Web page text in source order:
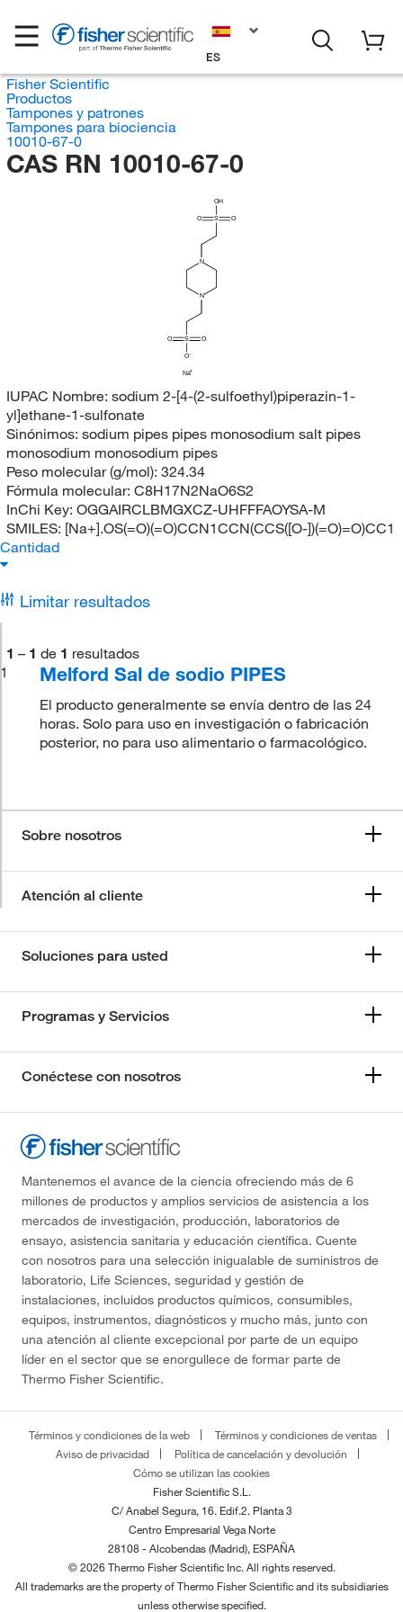
ES
Fisher Scientific
Productos
Tampones y patrones
Tampones para biociencia
10010-67-0
CAS RN 10010-67-0
Na
OH
S O
O
N
N
S
O
O
O
IUPAC Nombre: sodium 2-[4-(2-sulfoethyl)piperazin-1-
yl]ethane-1-sulfonate
Sinónimos: sodium pipes pipes monosodium salt pipes
monosodium monosodium pipes
Peso molecular (g/mol): 324.34
Fórmula molecular: C8H17N2NaO6S2
InChi Key: OGGAIRCLBMGXCZ-UHFFFAOYSA-M
SMILES: [Na+].OS(=O)(=O)CCN1CCN(CCS([O-])(=O)=O)CC1
Cantidad
Limitar resultados
1 – 1 de 1 resultados
1
Melford Sal de sodio PIPES
El producto generalmente se envía dentro de las 24
horas. Solo para uso en investigación o fabricación
posterior, no para uso alimentario o farmacológico.
Sobre nosotros
Atención al cliente
Soluciones para usted
Programas y Servicios
Conéctese con nosotros
Mantenemos el avance de la ciencia ofreciendo más de 6
millones de productos y amplios servicios de asistencia a los
mercados de investigación, producción, laboratorios de
ensayo, asistencia sanitaria y educación científica. Cuente
con nosotros para una selección inigualable de suministros de
laboratorio, Life Sciences, seguridad y gestión de
instalaciones, incluidos productos químicos, consumibles,
equipos, instrumentos, diagnósticos y mucho más, junto con
una atención al cliente excepcional por parte de un equipo
líder en el sector que se enorgullece de formar parte de
Thermo Fisher Scientific.
Términos y condiciones de la web
Términos y condiciones de ventas
Aviso de privacidad
Política de cancelación y devolución
Cómo se utilizan las cookies
Fisher Scientific S.L.
C/ Anabel Segura, 16. Edif.2. Planta 3
Centro Empresarial Vega Norte
28108 - Alcobendas (Madrid), ESPAÑA
© 2026 Thermo Fisher Scientific Inc. All rights reserved.
All trademarks are the property of Thermo Fisher Scientific and its subsidiaries
unless otherwise specified.